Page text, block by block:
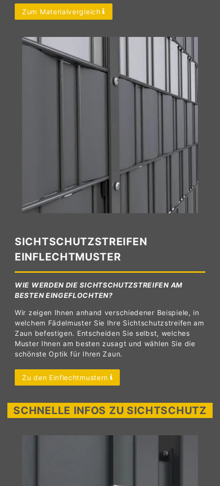
Zum Materialvergleich
SICHTSCHUTZSTREIFEN
EINFLECHTMUSTER
WIE WERDEN DIE SICHTSCHUTZSTREIFEN AM
BESTEN EINGEFLOCHTEN?
Wir zeigen Ihnen anhand verschiedener Beispiele, in
welchem Fädelmuster Sie Ihre Sichtschutzstreifen am
Zaun befestigen. Entscheiden Sie selbst, welches
Muster Ihnen am besten zusagt und wählen Sie die
schönste Optik für Ihren Zaun.
Zu den Einflechtmustern
SCHNELLE INFOS ZU SICHTSCHUTZ